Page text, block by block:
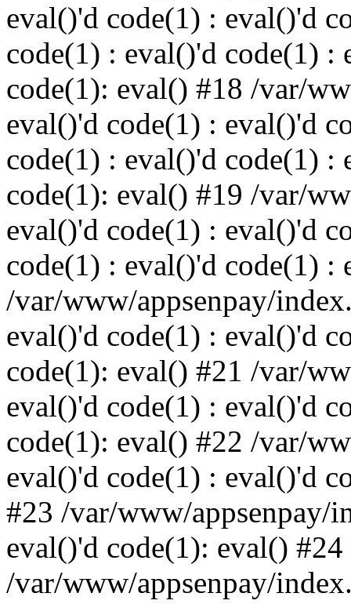
eval()'d code(1) : eval()'d
code(1) : eval()'d code(1) :
code(1): eval() #18 /var/
eval()'d code(1) : eval()'d
code(1) : eval()'d code(1) :
code(1): eval() #19 /var/
eval()'d code(1) : eval()'d
code(1) : eval()'d code(1) :
/var/www/appsenpay/
eval()'d code(1) : eval()'d
code(1): eval() #21 /var/
eval()'d code(1) : eval()'d
code(1): eval() #22 /var/
eval()'d code(1) : eval()'d
#23 /var/www/appsenpay/
eval()'d code(1): eval() #24
/var/www/appsenpay/